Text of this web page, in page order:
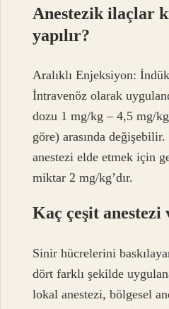
Anestezik ilaçlar
yapılır?
Aralıklı Enjeksiyon:
İntravenöz olarak
dozu 1 mg/kg – 4,5 mg/
göre) arasında
anestezi elde etmek için
miktar 2 mg/kg’dır.
Kaç çeşit anestezi
Sinir hücrelerini
dört farklı şekilde
lokal anestezi, bölgesel